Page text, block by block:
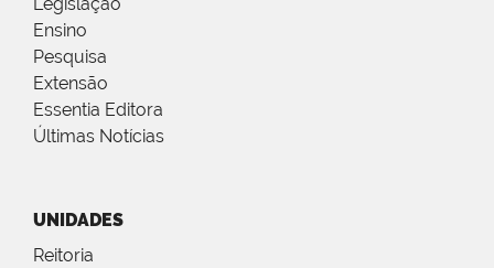
Legislação
Ensino
Pesquisa
Extensão
Essentia Editora
Últimas Notícias
UNIDADES
Reitoria